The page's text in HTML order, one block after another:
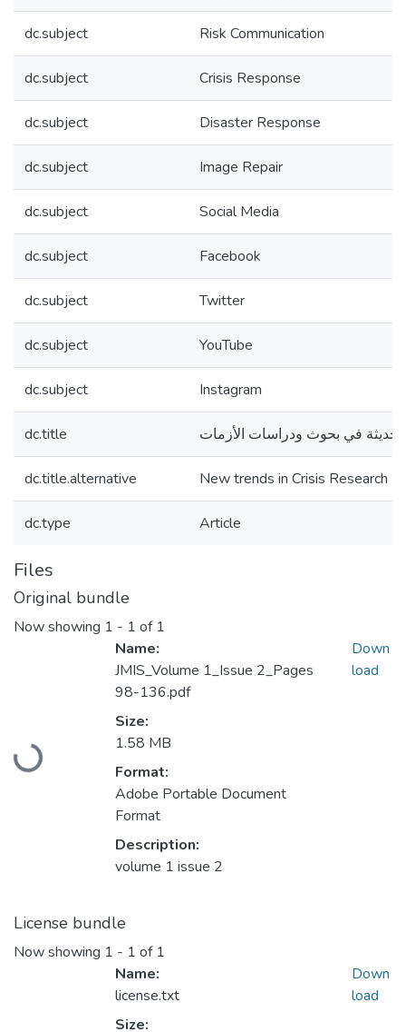
dc.subject Risk Communication
dc.subject Crisis Response
dc.subject Disaster Response
dc.subject Image Repair
dc.subject Social Media
dc.subject Facebook
dc.subject Twitter
dc.subject YouTube
dc.subject Instagram
dc.title الحديثة في بحوث ودراسات الأزمات
dc.title.alternative New trends in Crisis Research
dc.type Article
Files
Original bundle
Now showing 1 - 1 of 1
Loading...
Name:
JMIS_Volume 1_Issue 2_Pages
98-136.pdf
Size:
1.58 MB
Format:
Adobe Portable Document
Format
Description:
volume 1 issue 2
Down
load
License bundle
Now showing 1 - 1 of 1
Name:
license.txt
Size:
Down
load